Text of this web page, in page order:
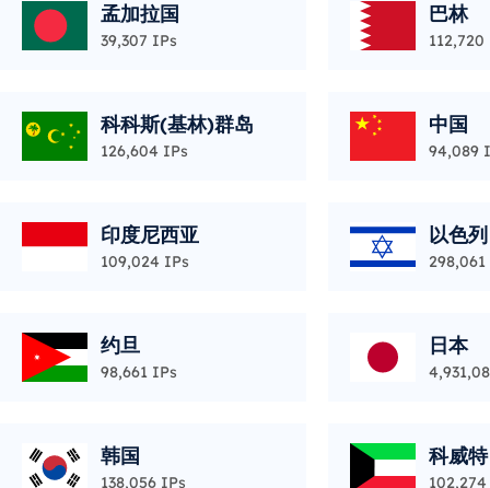
孟加拉国
39,307 IPs
巴林
科科斯(基林)群岛
126,604 IPs
中国
94,089
印度尼西亚
109,024 IPs
以色列
约旦
98,661 IPs
日本
韩国
138,056 IPs
科威特